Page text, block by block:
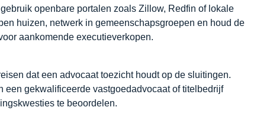
openbare portalen zoals Zillow, Redfin of lokale
huizen, netwerk in gemeenschapsgroepen en houd de
aankomende executieverkopen.
dat een advocaat toezicht houdt op de sluitingen.
een gekwalificeerde vastgoedadvocaat of titelbedrijf
te beoordelen.